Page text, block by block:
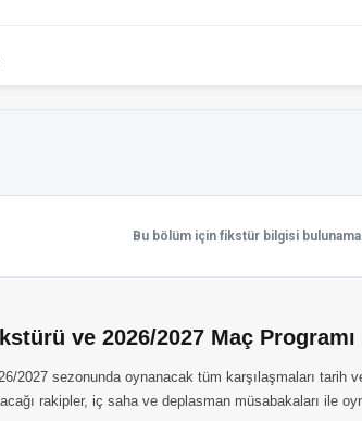
Bu bölüm için fikstür bilgisi
ve 2026/2027 Maç Programı
2027 sezonunda oynanacak tüm karşılaşmaları tarih
rakipler, iç saha ve deplasman müsabakaları ile